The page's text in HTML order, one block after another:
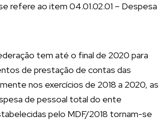
refere ao item 04.01.02.01 – Despesa
tem até o final de 2020 para
de prestação de contas das
nos exercícios de 2018 a 2020, as
de pessoal total do ente
pelo MDF/2018 tornam-se